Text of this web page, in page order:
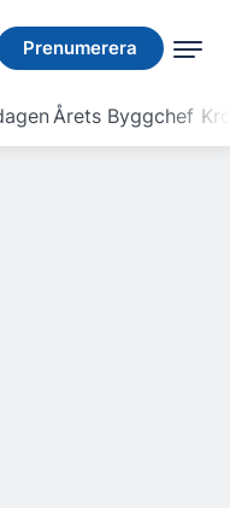
Prenumerera
Årets Byggchef
Prenumerera